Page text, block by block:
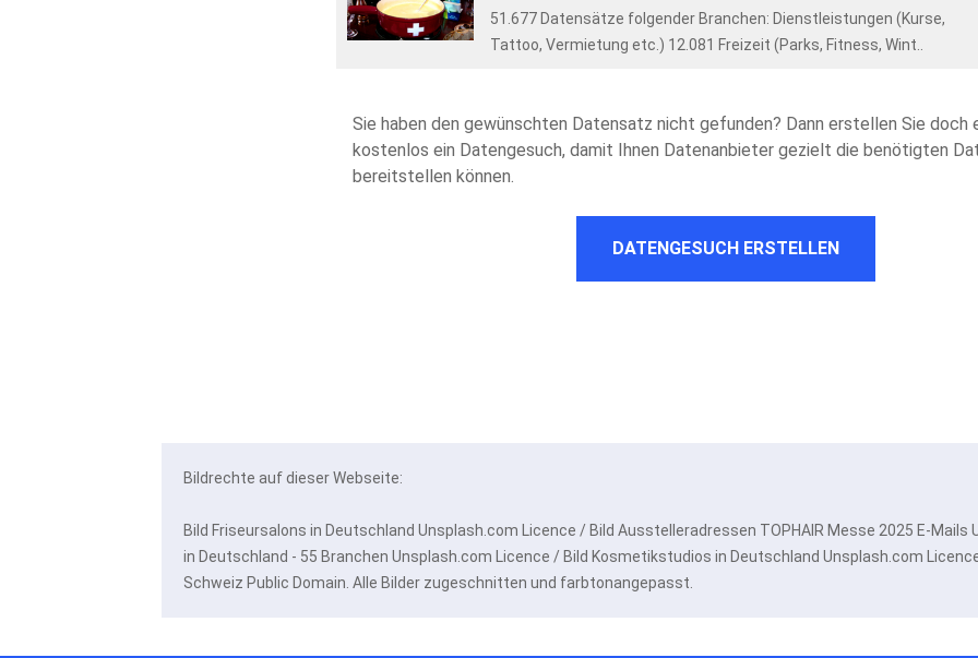
51.677 Datensätze folgender Branchen: Dienstleistungen (Kurse,
Tattoo, Vermietung etc.) 12.081 Freizeit (Parks, Fitness, Wint..
Sie haben den gewünschten Datensatz nicht gefunden? Dann erstellen Sie doch
kostenlos ein Datengesuch, damit Ihnen Datenanbieter gezielt die benötigten
bereitstellen können.
DATENGESUCH ERSTELLEN
Bildrechte auf dieser Webseite:
Bild Friseursalons in Deutschland Unsplash.com Licence / Bild Ausstelleradressen TOPHAIR Messe 2025 E-
in Deutschland - 55 Branchen Unsplash.com Licence / Bild Kosmetikstudios in Deutschland Unsplash.com
Schweiz Public Domain. Alle Bilder zugeschnitten und farbtonangepasst.